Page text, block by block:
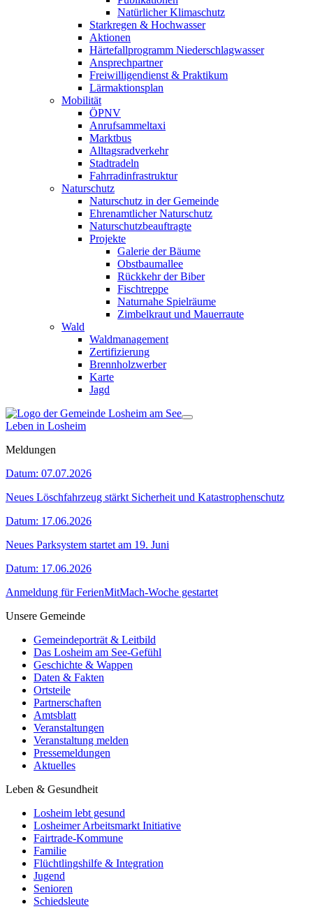
Natürlicher Klimaschutz
Starkregen & Hochwasser
Aktionen
Härtefallprogramm Niederschlagwasser
Ansprechpartner
Freiwilligendienst & Praktikum
Lärmaktionsplan
Mobilität
ÖPNV
Anrufsammeltaxi
Marktbus
Alltagsradverkehr
Stadtradeln
Fahrradinfrastruktur
Naturschutz
Naturschutz in der Gemeinde
Ehrenamtlicher Naturschutz
Naturschutzbeauftragte
Projekte
Galerie der Bäume
Obstbaumallee
Rückkehr der Biber
Fischtreppe
Naturnahe Spielräume
Zimbelkraut und Mauerraute
Wald
Waldmanagement
Zertifizierung
Brennholzwerber
Karte
Jagd
Leben in Losheim
Meldungen
Datum: 07.07.2026
Neues Löschfahrzeug stärkt Sicherheit und Katastrophenschutz
Datum: 17.06.2026
Neues Parksystem startet am 19. Juni
Datum: 17.06.2026
Anmeldung für FerienMitMach-Woche gestartet
Unsere Gemeinde
Gemeindeporträt & Leitbild
Das Losheim am See-Gefühl
Geschichte & Wappen
Daten & Fakten
Ortsteile
Partnerschaften
Amtsblatt
Veranstaltungen
Veranstaltung melden
Pressemeldungen
Aktuelles
Leben & Gesundheit
Losheim lebt gesund
Losheimer Arbeitsmarkt Initiative
Fairtrade-Kommune
Familie
Flüchtlingshilfe & Integration
Jugend
Senioren
Schiedsleute